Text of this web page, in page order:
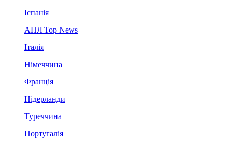
Іспанія
АПЛ Top News
Італія
Німеччина
Франція
Нідерланди
Туреччина
Португалія